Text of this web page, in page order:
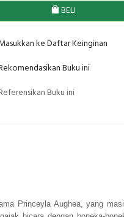
BELI
ke Daftar Keinginan
Buku ini
Buku ini
Princeyla Aughea, yang